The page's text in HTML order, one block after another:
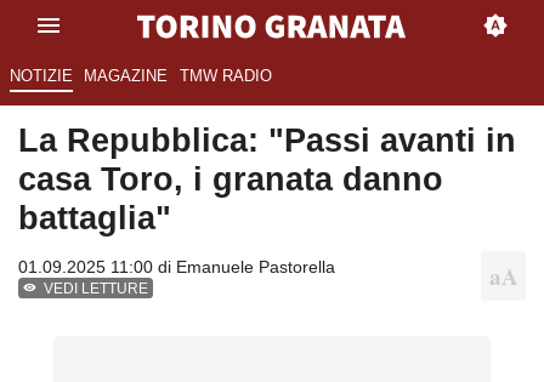
NOTIZIE MAGAZINE TMW RADIO
La Repubblica: "Passi avanti in
casa Toro, i granata danno
battaglia"
01.09.2025 11:00 di Emanuele Pastorella
VEDI LETTURE